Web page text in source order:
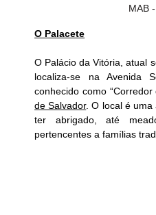
MAB
O Palacete
O Palácio da Vitória, atual
localiza-se na Avenida
conhecido como “Corredor
de Salvador. O local é uma
ter abrigado, até
pertencentes a famílias